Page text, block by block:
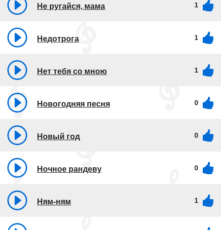
Не ругайся, мама 1
Недотрога 1
Нет тебя со мною 1
Новогодняя песня 0
Новый год 0
Ночное рандеву 0
Ням-ням 1